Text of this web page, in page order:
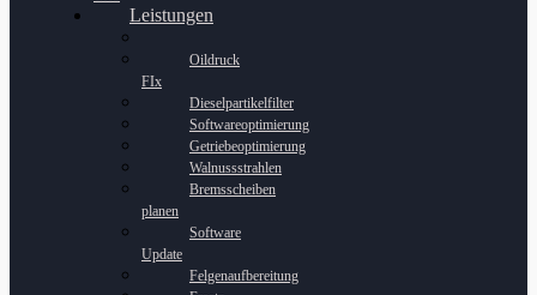
Leistungen
Oildruck
FIx
Dieselpartikelfilter
Softwareoptimierung
Getriebeoptimierung
Walnussstrahlen
Bremsscheiben
planen
Software
Update
Felgenaufbereitung